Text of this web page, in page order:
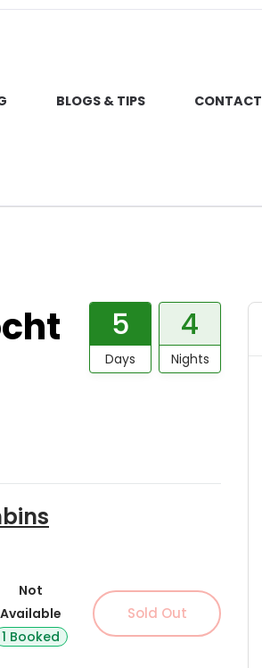
BLOGS & TIPS CONTACT
5
Days
4
Nights
Not
Available
1 Booked
Sold Out